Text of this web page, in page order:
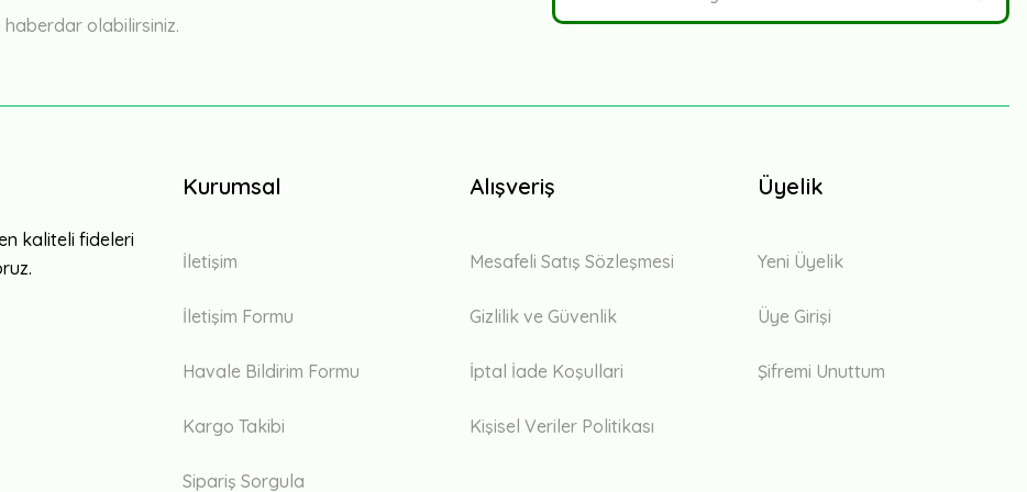
haberdar olabilirsiniz.
kaliteli fideleri
Kurumsal
İletişim
İletişim Formu
Havale Bildirim Formu
Kargo Takibi
Sipariş Sorgula
Alışveriş
Mesafeli Satış Sözleşmesi
Gizlilik ve Güvenlik
İptal İade Koşullari
Kişisel Veriler Politikası
Üyelik
Yeni Üyelik
Üye Girişi
Şifremi Unuttum